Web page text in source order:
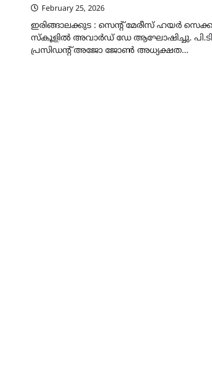
February 25, 2026
ഇരിങ്ങാലക്കുട : സെന്റ് മേരീസ് ഹയർ
സ്കൂളിൽ അവാർഡ് ഡേ ആഘോഷിച്ചു.
പ്രസിഡന്റ് അജോ ജോൺ അധ്യക്ഷത…